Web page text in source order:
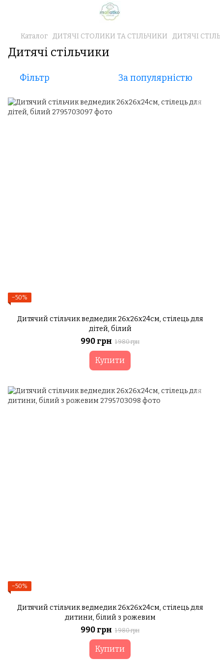
Каталог ДИТЯЧІ СТОЛИКИ ТА СТІЛЬЧИКИ ДИТЯЧІ
Дитячі стільчики
Фільтр За популярністю
−50%
Дитячий стільчик ведмедик 26х26х24см, стілець для
дітей, білий
990 грн 1 980 грн
Купити
−50%
Дитячий стільчик ведмедик 26х26х24см, стілець для
дитини, білий з рожевим
990 грн 1 980 грн
Купити